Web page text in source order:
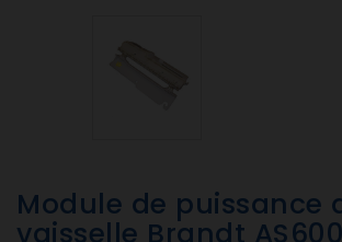
Module de puissance
vaisselle Brandt